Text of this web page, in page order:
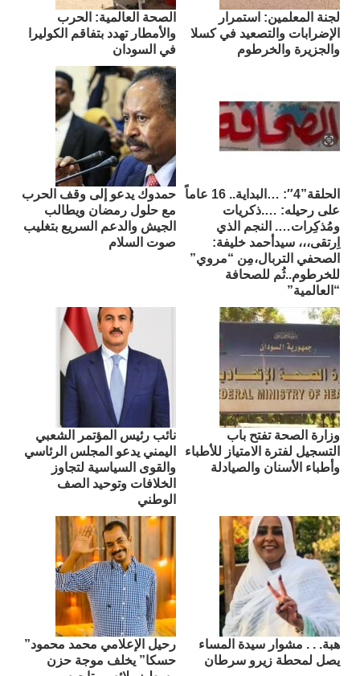
لجنة المعلمين: استمرار
الإضرابات والتصعيد في كسلا
والجزيرة والخرطوم
الصحة العالمية: الحرب
والأمطار تهدد بتفاقم الكوليرا
في السودان
الحلقة”4″: …البداية.. 16 عاماً
على رحيله: ….ذكريات
ومُذكِرات…. النجم الذي
اِرتقى،،، سيدأحمد خليفة:
الصحفي التربال،مِن “مروي”
للخرطوم..ثُم للصحافة
“العالمية”
حمدوك يدعو إلى وقف الحرب
مع حلول رمضان ويطالب
الجيش والدعم السريع بتغليب
صوت السلام
وزارة الصحة تفتح باب
التسجيل لفترة الامتياز للأطباء
وأطباء الأسنان والصيادلة
نائب رئيس المؤتمر الشعبي
اليمني يدعو المجلس الرئاسي
والقوى السياسية لتجاوز
الخلافات وتوحيد الصف
الوطني
هبة. . . مشوار سيدة المساء
يصل لمحطة زيرو سرطان
رحيل الإعلامي محمد محمود”
حسكا” يخلف موجة حزن